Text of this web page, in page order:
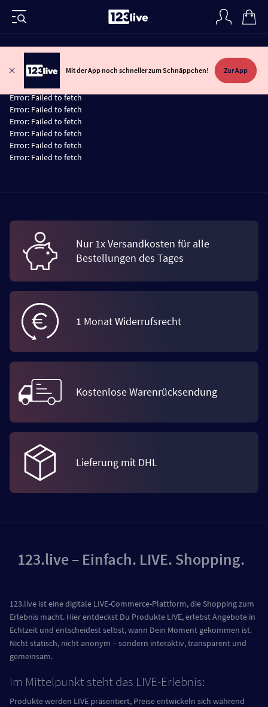
Mit der App noch schneller zum Schnäppchen!
Zur App
Failed to fetch
Error:Failed to fetch
Error: Failed to fetch
Error: Failed to fetch
Error: Failed to fetch
Error: Failed to fetch
Error: Failed to fetch
Nur 1x Versandkosten für alle
Bestellungen des Tages
1 Monat Widerrufsrecht
Kostenlose Warenrücksendung
Lieferung mit DHL
123.live – Einfach. LIVE. Shopping.
123.live ist eine digitale LIVE-Commerce-Plattform, die Shopping zum
Erlebnis macht. Hier entdeckst Du Produkte LIVE, erlebst Angebote in
Echtzeit und entscheidest selbst, wann Dein Moment gekommen ist.
Nicht statisch, nicht anonym – sondern interaktiv, transparent und
gemeinsam.
Im Mittelpunkt steht das LIVE-Erlebnis:
Produkte werden LIVE präsentiert, Preise entwickeln sich während